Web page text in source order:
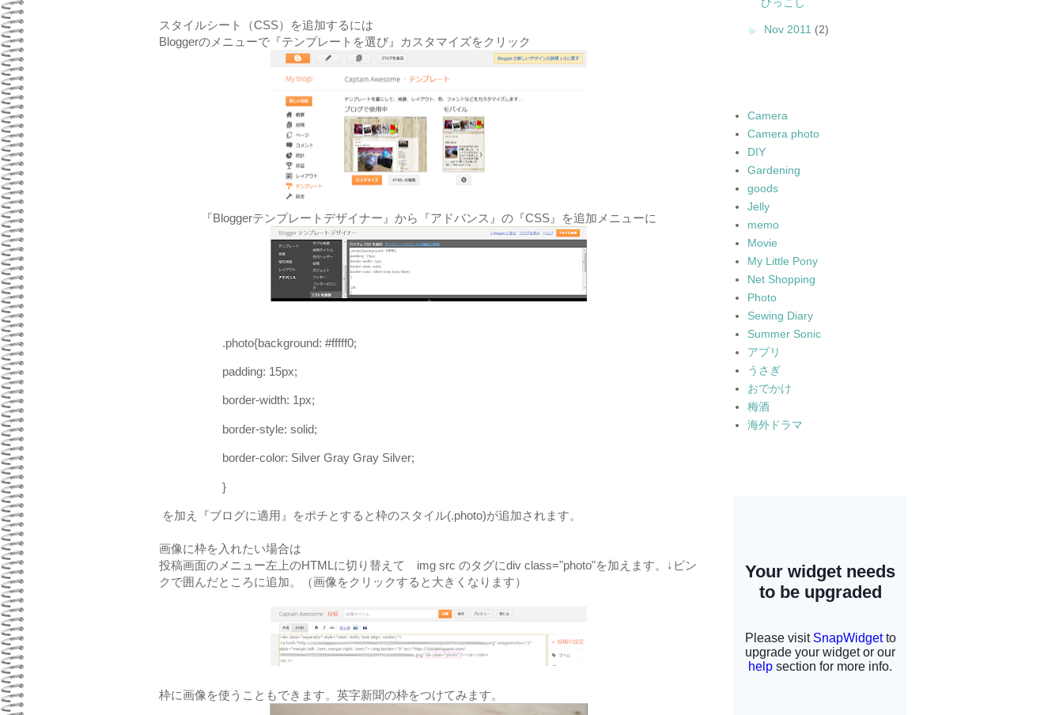
スタイルシート（CSS）を追加するには
Bloggerのメニューで『テンプレートを選び』カスタマイズをクリック
『Bloggerテンプレートデザイナー』から『アドバンス』の『CSS』を追加メニューに
.photo{background: #fffff0;
padding: 15px;
border-width: 1px;
border-style: solid;
border-color: Silver Gray Gray Silver;
}
を加え『ブログに適用』をポチとすると枠のスタイル(.photo)が追加されます。
画像に枠を入れたい場合は
投稿画面のメニュー左上のHTMLに切り替えて img src のタグにdiv class="photo"を加えます。↓ピン
クで囲んだところに追加。（画像をクリックすると大きくなります）
枠に画像を使うこともできます。英字新聞の枠をつけてみます。
► Nov 2011 (2)
Camera
Camera photo
DIY
Gardening
goods
Jelly
memo
Movie
My Little Pony
Net Shopping
Photo
Sewing Diary
Summer Sonic
アプリ
うさぎ
おでかけ
梅酒
海外ドラマ